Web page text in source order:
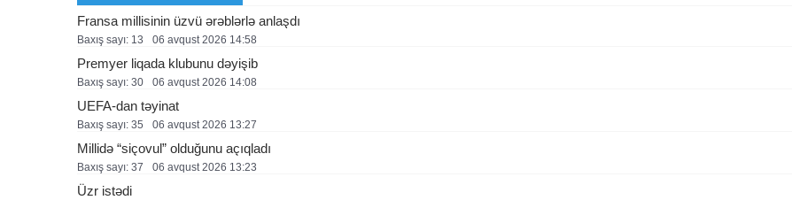
Fransa millisinin üzvü ərəblərlə anlaşdı
Baxış sayı: 13 06 avqust 2026 14:58
Premyer liqada klubunu dəyişib
Baxış sayı: 30 06 avqust 2026 14:08
UEFA-dan təyinat
Baxış sayı: 35 06 avqust 2026 13:27
Millidə “siçovul” olduğunu açıqladı
Baxış sayı: 37 06 avqust 2026 13:23
Üzr istədi